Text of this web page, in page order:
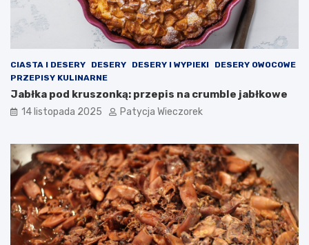
CIASTA I DESERY DESERY DESERY I WYPIEKI
DESERY OWOCOWE
PRZEPISY KULINARNE
Jabłka pod kruszonką: przepis na crumble jabłkowe
14 listopada 2025 Patycja Wieczorek